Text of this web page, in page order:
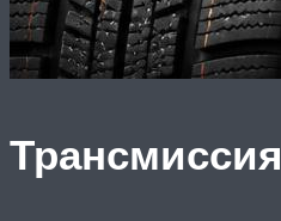
Трансмиссия